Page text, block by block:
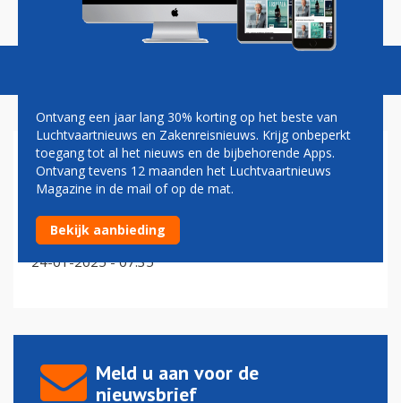
Magazine Podcasts Vacatures
LAURA KOREMAN
Voormalig KLM-directeur aan de slag bij
zakenreisorganisatie Uniglobe
24-01-2025 - 07:35
Meld u aan voor de
nieuwsbrief
Ontvang een jaar lang 30% korting op het beste van
Luchtvaartnieuws en Zakenreisnieuws. Krijg onbeperkt
toegang tot al het nieuws en de bijbehorende Apps.
Ontvang tevens 12 maanden het Luchtvaartnieuws
Magazine in de mail of op de mat.
Bekijk aanbieding